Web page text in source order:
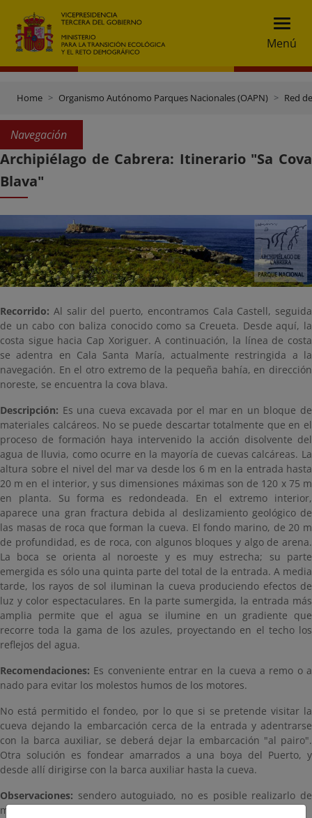
Menú
Home Organismo Autónomo Parques Nacionales (OAPN) Red
Navegación
Archipiélago de Cabrera: Itinerario "Sa Cova
Blava"
Recorrido: Al salir del puerto, encontramos Cala Castell, seguida
de un cabo con baliza conocido como sa Creueta. Desde aquí, la
costa sigue hacia Cap Xoriguer. A continuación, la línea de costa
se adentra en Cala Santa María, actualmente restringida a la
navegación. En el otro extremo de la pequeña bahía, en dirección
noreste, se encuentra la cova blava.
Descripción: Es una cueva excavada por el mar en un bloque de
materiales calcáreos. No se puede descartar totalmente que en el
proceso de formación haya intervenido la acción disolvente del
agua de lluvia, como ocurre en la mayoría de cuevas calcáreas. La
altura sobre el nivel del mar va desde los 6 m en la entrada hasta
20 m en el interior, y sus dimensiones máximas son de 120 x 75 m
en planta. Su forma es redondeada. En el extremo interior,
aparece una gran fractura debida al deslizamiento geológico de
las masas de roca que forman la cueva. El fondo marino, de 20 m
de profundidad, es de roca, con algunos bloques y algo de arena.
La boca se orienta al noroeste y es muy estrecha; su parte
emergida es sólo una quinta parte del total de la entrada. A media
tarde, los rayos de sol iluminan la cueva produciendo efectos de
luz y color espectaculares. En la parte sumergida, la entrada más
amplia permite que el agua se ilumine en un gradiente que
recorre toda la gama de los azules, proyectando en el techo los
reflejos del agua.
Recomendaciones: Es conveniente entrar en la cueva a remo o a
nado para evitar los molestos humos de los motores.
No está permitido el fondeo, por lo que si se pretende visitar la
cueva dejando la embarcación cerca de la entrada y adentrarse
con la barca auxiliar, se deberá dejar la embarcación "al pairo".
Otra solución es fondear amarrados a una boya del Puerto, y
desde allí dirigirse con la barca auxiliar hasta la cueva.
Observaciones: sendero autoguiado, no es posible realizarlo de
manera guiada.